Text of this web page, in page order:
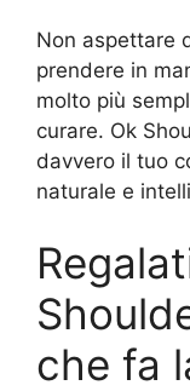
Non aspettare
prendere in
molto più
curare. Ok
davvero il tuo
naturale e
che fa